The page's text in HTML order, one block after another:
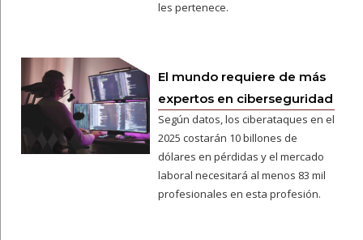
les pertenece.
El mundo requiere de más
expertos en ciberseguridad
Según datos, los ciberataques en el
2025 costarán 10 billones de
dólares en pérdidas y el mercado
laboral necesitará al menos 83 mil
profesionales en esta profesión.